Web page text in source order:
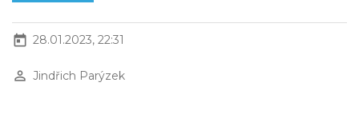
today 28.01.2023, 22:31
perm_identity Jindřich Parýzek